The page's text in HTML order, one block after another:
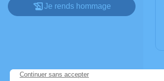
Je rends hommage